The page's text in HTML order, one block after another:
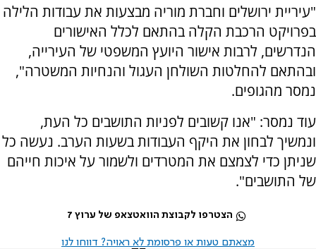
"עיריית ירושלים וחברת מוריה מבצעות את עבודות הלילה
בפרויקט הרכבת הקלה בהתאם לכלל האישורים
הנדרשים, לרבות אישור היועץ המשפטי של העירייה,
ובהתאם להחלטות השולחן העגול והנחיות המשטרה",
נמסר מהגופים.
עוד נמסר: "אנו קשובים לפניות התושבים כל העת,
ונמשיך לבחון את היקף העבודות בשעות הערב. נעשה כל
שניתן כדי לצמצם את המטרדים ולשמור על איכות חייהם
של התושבים".
הצטרפו לקבוצת הוואטצאפ של ערוץ 7
מצאתם טעות או פרסומת לא ראויה? דווחו לנו